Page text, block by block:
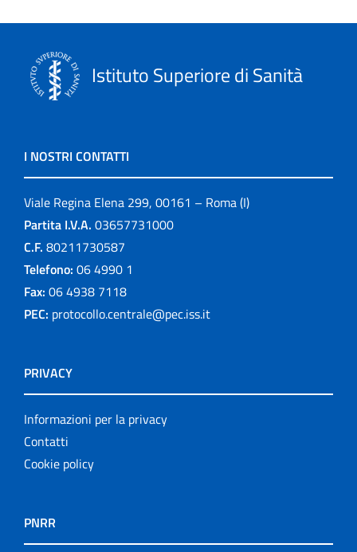
Istituto Superiore di Sanità
I NOSTRI CONTATTI
Viale Regina Elena 299, 00161 – Roma (I)
Partita I.V.A. 03657731000
C.F. 80211730587
Telefono: 06 4990 1
Fax: 06 4938 7118
PEC: protocollo.centrale@pec.iss.it
PRIVACY
Informazioni per la privacy
Contatti
Cookie policy
PNRR